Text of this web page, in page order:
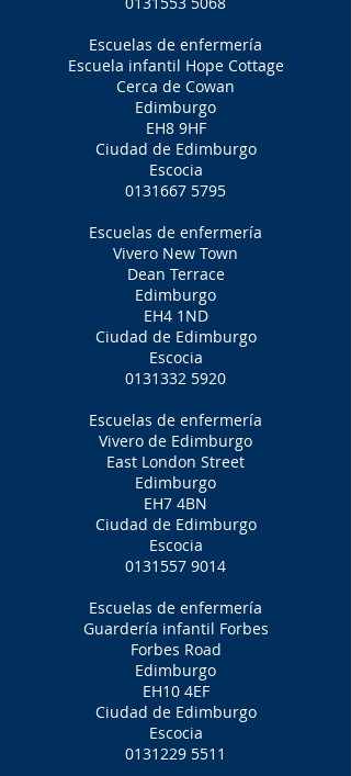
Escuelas de enfermería
Escuela infantil Hope Cottage
Cerca de Cowan
Edimburgo
EH8 9HF
Ciudad de Edimburgo
Escocia
0131667 5795
Escuelas de enfermería
Vivero New Town
Dean Terrace
Edimburgo
EH4 1ND
Ciudad de Edimburgo
Escocia
0131332 5920
Escuelas de enfermería
Vivero de Edimburgo
East London Street
Edimburgo
EH7 4BN
Ciudad de Edimburgo
Escocia
0131557 9014
Escuelas de enfermería
Guardería infantil Forbes
Forbes Road
Edimburgo
EH10 4EF
Ciudad de Edimburgo
Escocia
0131229 5511